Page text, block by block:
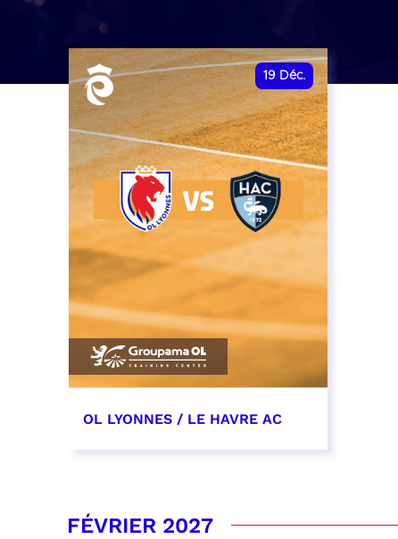
19 Déc.
OL LYONNES / LE HAVRE AC
RÉSERVER
FÉVRIER 2027